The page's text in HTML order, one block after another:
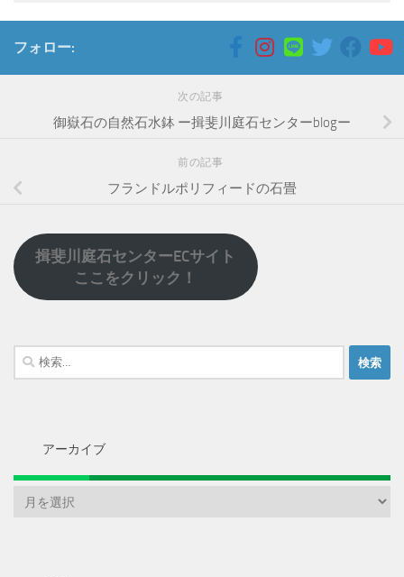
フォロー:
次の記事
御嶽石の自然石水鉢 ー揖斐川庭石センターblogー
前の記事
フランドルポリフィードの石畳
揖斐川庭石センターECサイト
ここをクリック！
検
索:
アーカイブ